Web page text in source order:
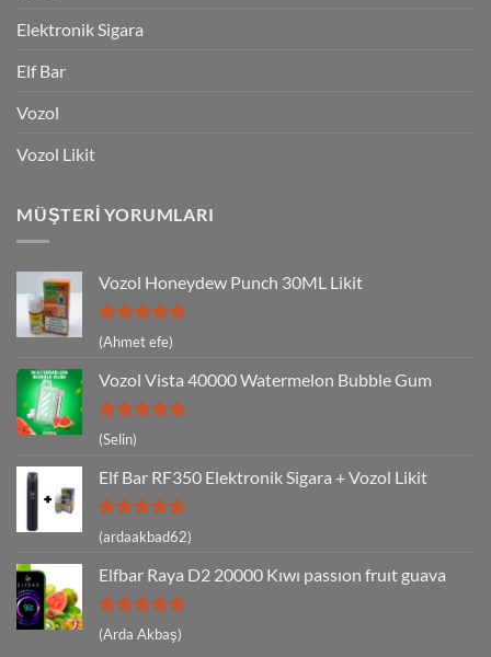
Elektronik Sigara
Elf Bar
Vozol
Vozol Likit
MÜŞTERI YORUMLARI
Vozol Honeydew Punch 30ML Likit
5 üzerinden
5
(Ahmet efe)
Vozol Vista 40000 Watermelon Bubble Gum
5 üzerinden
5
oy aldı
(Selin)
Elf Bar RF350 Elektronik Sigara + Vozol Likit
5 üzerinden
5
(ardaakbad62)
Elfbar Raya D2 20000 Kıwı passıon fruıt guava
5 üzerinden
5
(Arda Akbaş)